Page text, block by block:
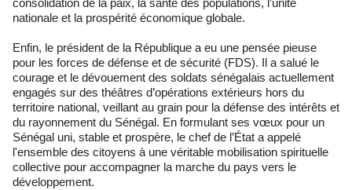
consolidation de la paix, la santé des populations, l’unité
nationale et la prospérité économique globale.
Enfin, le président de la République a eu une pensée pieuse
pour les forces de défense et de sécurité (FDS). Il a salué le
courage et le dévouement des soldats sénégalais actuellement
engagés sur des théâtres d’opérations extérieurs hors du
territoire national, veillant au grain pour la défense des intérêts et
du rayonnement du Sénégal. En formulant ses vœux pour un
Sénégal uni, stable et prospère, le chef de l’État a appelé
l'ensemble des citoyens à une véritable mobilisation spirituelle
collective pour accompagner la marche du pays vers le
développement.